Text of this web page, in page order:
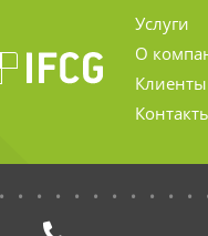
Услуги
О
Клиенты